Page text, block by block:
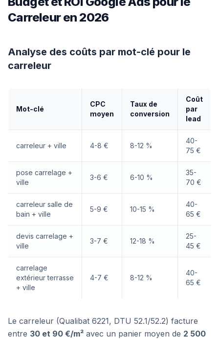
Carreleur en 2026
Analyse des coûts par mot-clé pour le
carreleur
Mot-clé
CPC
moyen
Taux de
conversion
Coût
par
lead
carreleur + ville 4-8 € 8-12 %
40-
75 €
pose carrelage +
ville
3-6 € 6-10 %
35-
70 €
carreleur salle de
bain + ville
5-9 € 10-15 %
40-
65 €
devis carrelage +
ville
3-7 € 12-18 %
25-
45 €
carrelage
extérieur terrasse
+ ville
4-7 € 8-12 %
40-
65 €
Le carreleur (Qualibat 6221, DTU 52.1/52.2) facture
entre 30 et 90 €/m² avec un panier moyen de 2 500